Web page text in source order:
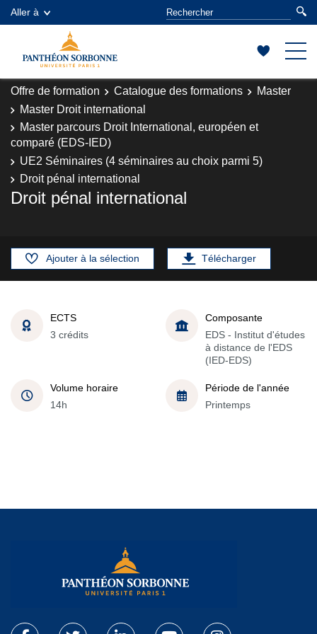
Aller à
Offre de formation Catalogue des formations
Master
Master Droit international
Master parcours Droit International, européen et
comparé (EDS-IED)
UE2 Séminaires (4 séminaires au choix parmi 5)
Droit pénal international
Droit pénal international
Ajouter à la sélection Télécharger
ECTS
3 crédits
Composante
EDS - Institut d'études
à distance de l'EDS
(IED-EDS)
Volume horaire
14h
Période de l'année
Printemps